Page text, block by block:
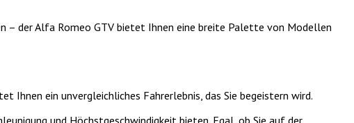
– der Alfa Romeo GTV bietet Ihnen eine breite Palette von Modellen
Ihnen ein unvergleichliches Fahrerlebnis, das Sie begeistern wird.
und Höchstgeschwindigkeit bieten. Egal, ob Sie auf der